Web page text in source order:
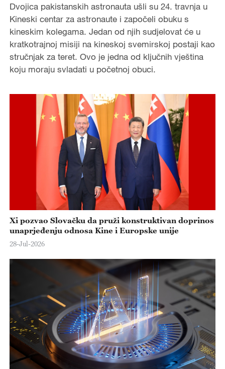
l
a
y
V
d
e
Dvojica pakistanskih astronauta ušli su 24. travnja u
Kineski centar za astronaute i započeli obuku s
kineskim kolegama. Jedan od njih sudjelovat će u
kratkotrajnoj misiji na kineskoj svemirskoj postaji kao
stručnjak za teret. Ovo je jedna od ključnih vještina
koju moraju svladati u početnoj obuci.
Xi pozvao Slovačku da pruži konstruktivan doprinos
unaprjeđenju odnosa Kine i Europske unije
28-Jul-2026